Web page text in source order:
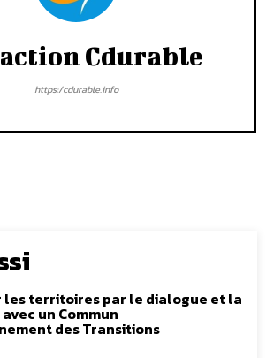
Cdurable
https:/cdurable.info
les territoires par le dialogue et la
un Commun
des Transitions